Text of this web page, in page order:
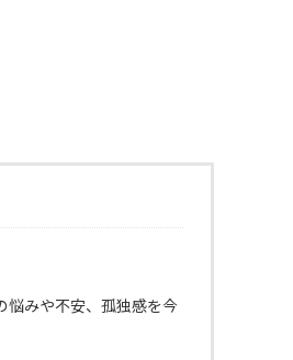
悩みや不安、孤独感を今